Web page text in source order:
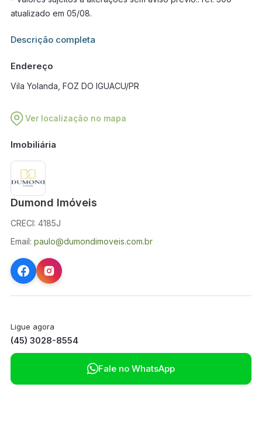
atualizado em 05/08.
Informações adicionais sobre este imóvel estarão disponíveis
Descrição completa
Endereço
Vila Yolanda, FOZ DO IGUACU/PR
Ver localização no mapa
Imobiliária
Dumond Imóveis
CRECI: 4185J
Email: paulo@dumondimoveis.com.br
Ligue agora
(45) 3028-8554
Fale no WhatsApp